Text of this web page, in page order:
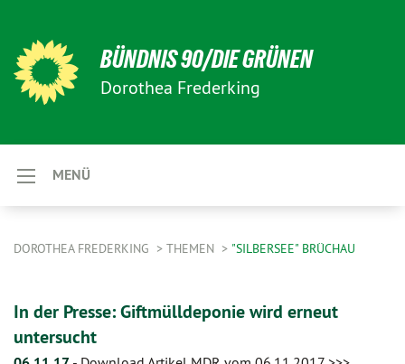
BÜNDNIS 90/DIE GRÜNEN
Dorothea Frederking
MENÜ
DOROTHEA FREDERKING THEMEN "SILBERSEE" BRÜCHAU
In der Presse: Giftmülldeponie wird erneut
untersucht